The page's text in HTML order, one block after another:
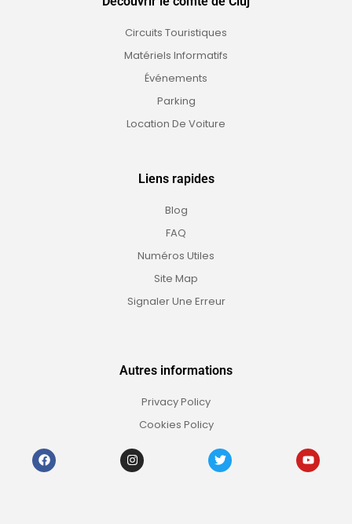
Circuits Touristiques
Matériels Informatifs
Événements
Parking
Location De Voiture
Liens rapides
Blog
FAQ
Numéros Utiles
Site Map
Signaler Une Erreur
Autres informations
Privacy Policy
Cookies Policy